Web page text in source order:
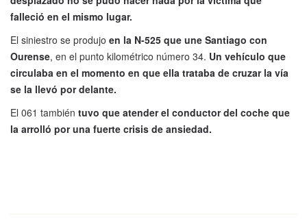
falleció en el mismo lugar.
El siniestro se produjo en la N-525 que une Santiago con
Ourense, en el punto kilométrico número 34. Un vehículo que
circulaba en el momento en que ella trataba de cruzar la vía
se la llevó por delante.
El 061 también tuvo que atender el conductor del coche que
la arrolló por una fuerte crisis de ansiedad.